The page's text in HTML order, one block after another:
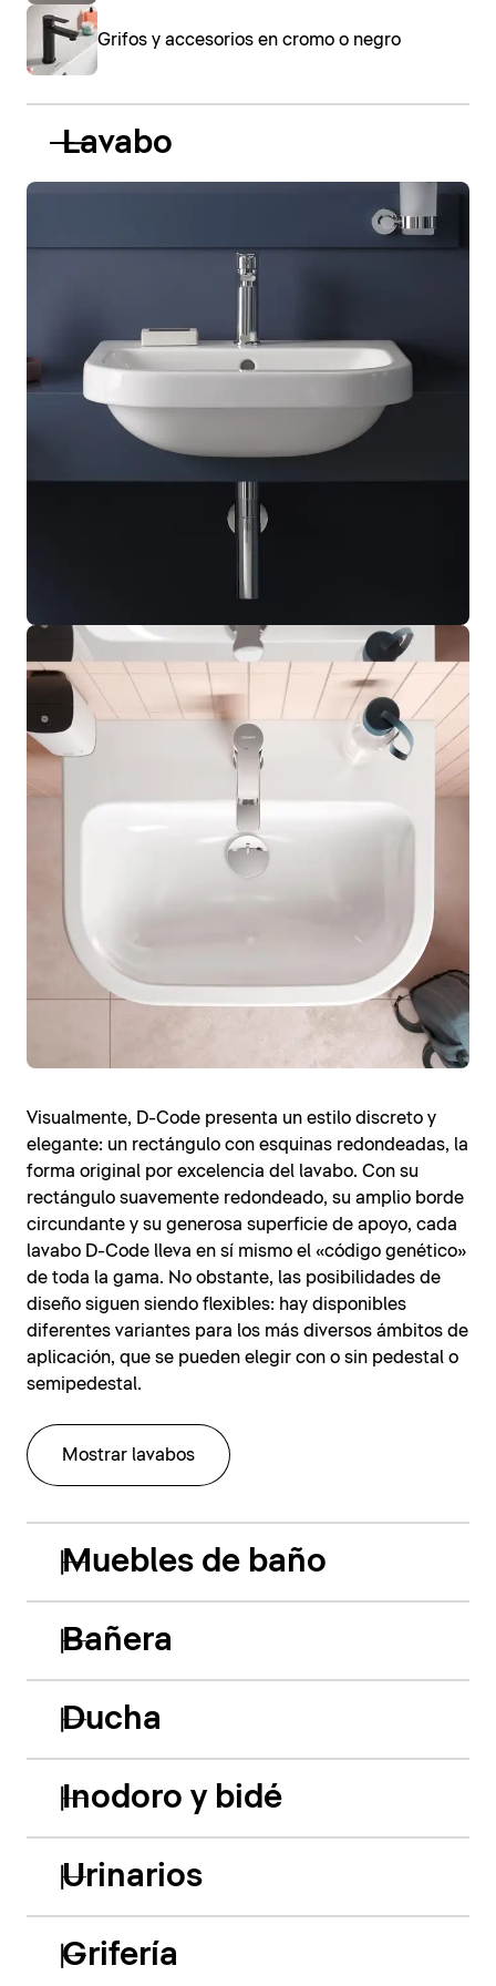
Grifos y accesorios en cromo o negro
Lavabo
Visualmente, D-Code presenta un estilo discreto y
elegante: un rectángulo con esquinas redondeadas, la
forma original por excelencia del lavabo. Con su
rectángulo suavemente redondeado, su amplio borde
circundante y su generosa superficie de apoyo, cada
lavabo D-Code lleva en sí mismo el «código genético»
de toda la gama. No obstante, las posibilidades de
diseño siguen siendo flexibles: hay disponibles
diferentes variantes para los más diversos ámbitos de
aplicación, que se pueden elegir con o sin pedestal o
semipedestal.
Mostrar lavabos
Muebles de baño
Bañera
Ducha
Inodoro y bidé
Urinarios
Grifería